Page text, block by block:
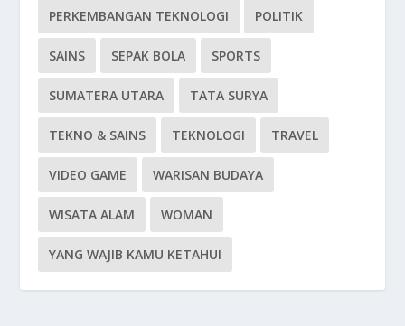
PERKEMBANGAN TEKNOLOGI POLITIK
SAINS SEPAK BOLA SPORTS
SUMATERA UTARA TATA SURYA
TEKNO & SAINS TEKNOLOGI TRAVEL
VIDEO GAME WARISAN BUDAYA
WISATA ALAM WOMAN
YANG WAJIB KAMU KETAHUI